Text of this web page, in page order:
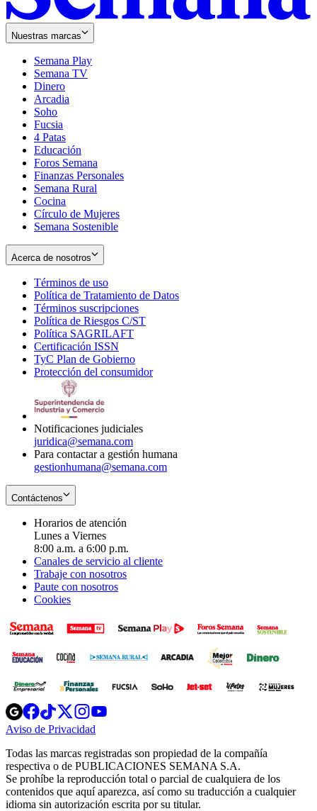
Nuestras marcas
Semana Play
Semana TV
Dinero
Arcadia
Soho
in
new
window
Fucsia
in
new
window
4 Patas
Educación
Foros Semana
Finanzas Personales
Semana Rural
Cocina
Círculo de Mujeres
Semana Sostenible
Acerca de nosotros
Términos de uso
in
new
window
Política de Tratamiento de Datos
Términos suscripciones
in
Política de Riesgos C/ST
Política SAGRILAFT
new
window
Certificación ISSN
in
new
TyC Plan de Gobierno
in
Protección del consumidorOpens
Notificaciones judiciales
juridica@semana.com
Para contactar a gestión humana
gestionhumana@semana.com
Contáctenos
Horarios de atención
Lunes a Viernes
8:00 a.m. a 6:00 p.m.
Canales de servicio al cliente
Trabaje con nosotros
Paute con nosotros
Cookies
Opens
in
new
Opens
in
new
Opens
in
new
window
Opens
new
windowwindow
Aviso de Privacidad
new
window
Todas las marcas registradas son propiedad de la compañía
respectiva o de PUBLICACIONES SEMANA S.A.
Se prohíbe la reproducción total o parcial de cualquiera de los
contenidos que aquí aparezca, así como su traducción a cualquier
idioma sin autorización escrita por su titular.